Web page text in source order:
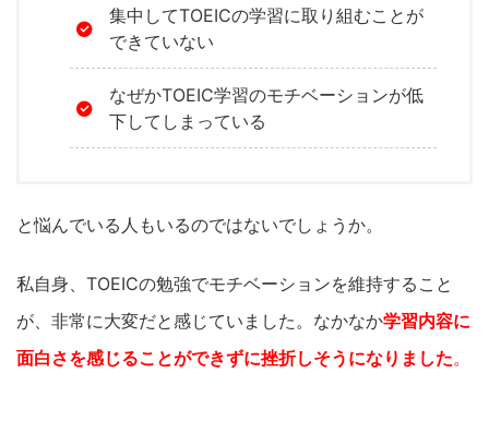
集中してTOEICの学習に取り組むことが
できていない
なぜかTOEIC学習のモチベーションが低
下してしまっている
と悩んでいる人もいるのではないでしょうか。
私自身、 TOEICの勉強でモチベーションを維持すること
が、非常に大変だと感じていました。なかなか学習内容に
面白さを感じることができずに挫折しそうになりました。